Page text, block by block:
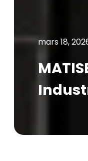
mars 18,